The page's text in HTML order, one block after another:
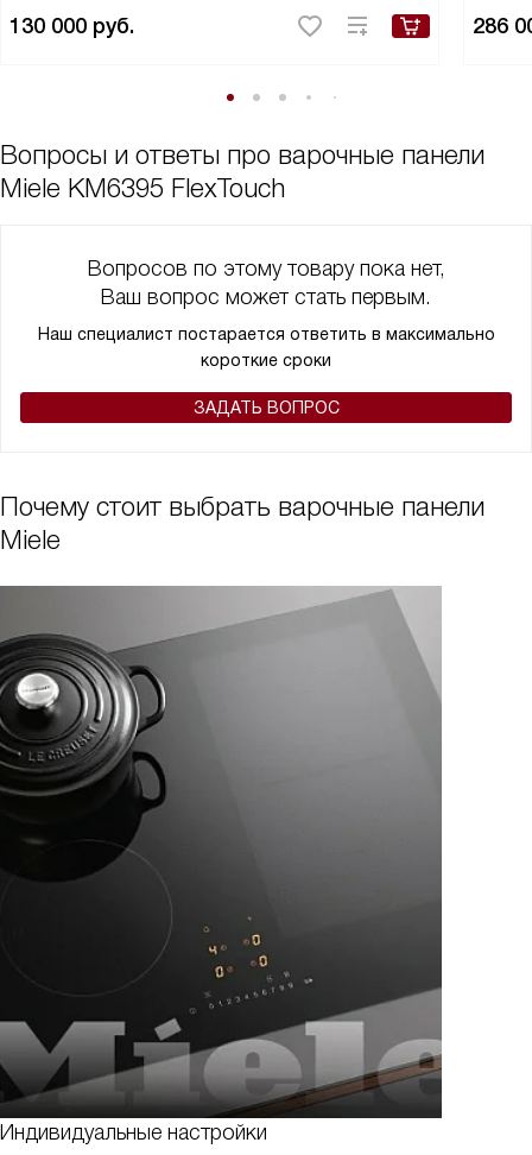
130 000 руб. 286
Вопросы и ответы про варочные панели
Miele KM6395 FlexTouch
Вопросов по этому товару пока нет,
Ваш вопрос может стать первым.
Наш специалист постарается ответить в максимально
короткие сроки
ЗАДАТЬ ВОПРОС
Почему стоит выбрать варочные панели
Miele
Индивидуальные настройки